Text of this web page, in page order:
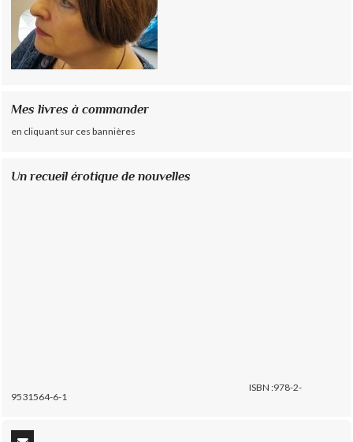
Mes livres à commander
en cliquant sur ces bannières
Un recueil érotique de nouvelles
ISBN :978-2-
9531564-6-1